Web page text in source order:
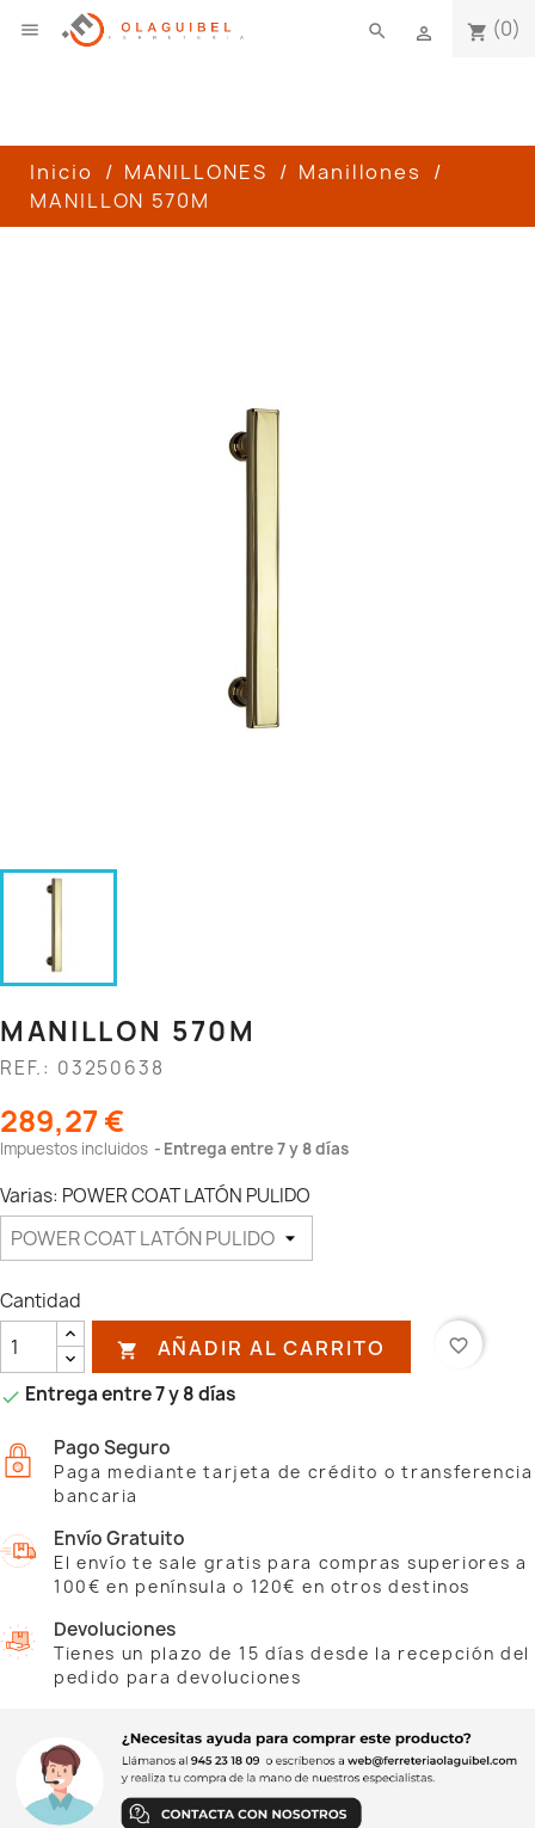
 shopping_cart (0)

search
Inicio MANILLONES
Manillones
MANILLON 570M
MANILLON 570M
REF.: 03250638
289,27 €
Impuestos incluidos Entrega entre 7 y 8 días
Varias: POWER COAT LATÓN PULIDO
Cantidad
 AÑADIR AL CARRITO favorite_border
 Entrega entre 7 y 8 días
Pago Seguro
Paga mediante tarjeta de crédito o transferencia
bancaria
Envío Gratuito
El envío te sale gratis para compras superiores a
100€ en península o 120€ en otros destinos
Devoluciones
Tienes un plazo de 15 días desde la recepción del
pedido para devoluciones